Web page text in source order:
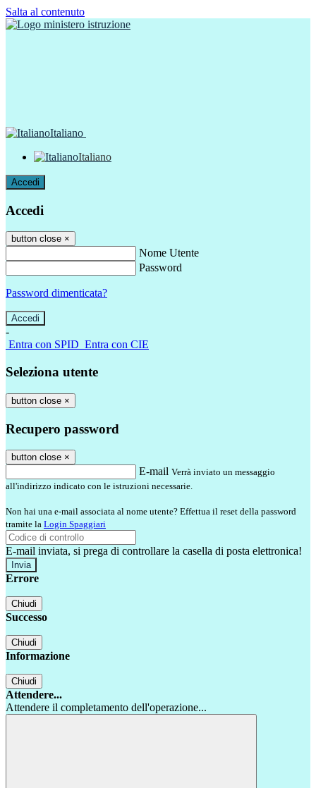
Salta al contenuto
Italiano
Italiano
Accedi
Accedi
button close ×
Nome Utente
Password
Password dimenticata?
-
Entra con SPID Entra con CIE
Seleziona utente
button close ×
Recupero password
button close ×
E-mail Verrà inviato un messaggio
all'indirizzo indicato con le istruzioni necessarie.
Non hai una e-mail associata al nome utente? Effettua il reset della password
tramite la Login Spaggiari
E-mail inviata, si prega di controllare la casella di posta elettronica!
Errore
Chiudi
Successo
Chiudi
Informazione
Chiudi
Attendere...
Attendere il completamento dell'operazione...